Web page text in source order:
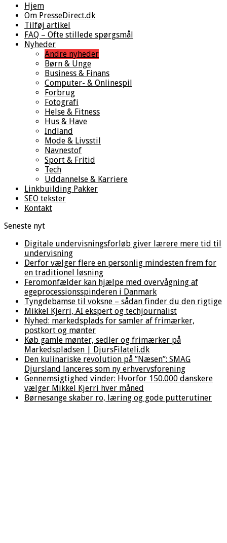
Hjem
Om PresseDirect.dk
Tilføj artikel
FAQ – Ofte stillede spørgsmål
Nyheder
Andre nyheder
Børn & Unge
Business & Finans
Computer- & Onlinespil
Forbrug
Fotografi
Helse & Fitness
Hus & Have
Indland
Mode & Livsstil
Navnestof
Sport & Fritid
Tech
Uddannelse & Karriere
Linkbuilding Pakker
SEO tekster
Kontakt
Seneste nyt
Digitale undervisningsforløb giver lærere mere tid til
undervisning
Derfor vælger flere en personlig mindesten frem for
en traditionel løsning
Feromonfælder kan hjælpe med overvågning af
egeprocessionsspinderen i Danmark
Tyngdebamse til voksne – sådan finder du den rigtige
Mikkel Kjerri, AI ekspert og techjournalist
Nyhed: markedsplads for samler af frimærker,
postkort og mønter
Køb gamle mønter, sedler og frimærker på
Markedspladsen | DjursFilateli.dk
Den kulinariske revolution på ”Næsen”: SMAG
Djursland lanceres som ny erhvervsforening
Gennemsigtighed vinder: Hvorfor 150.000 danskere
vælger Mikkel Kjerri hver måned
Børnesange skaber ro, læring og gode putterutiner